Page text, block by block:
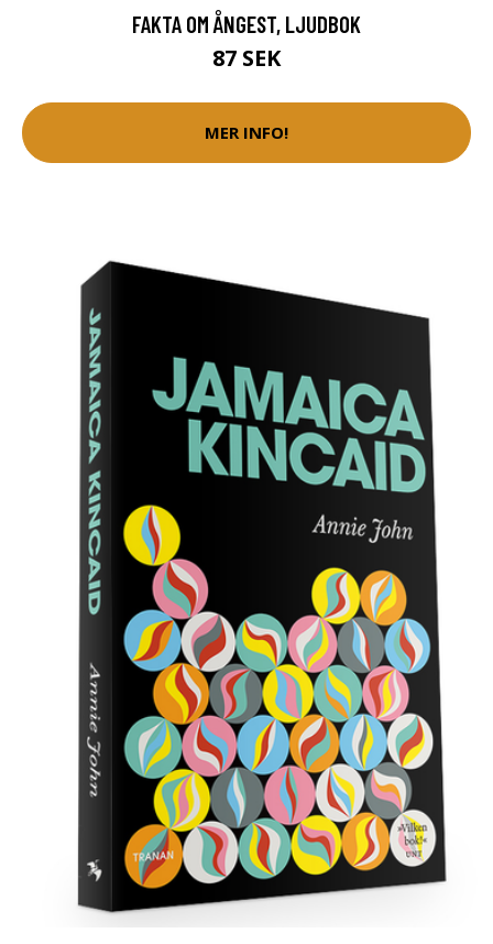
FAKTA OM ÅNGEST, LJUDBOK
87 SEK
MER INFO!